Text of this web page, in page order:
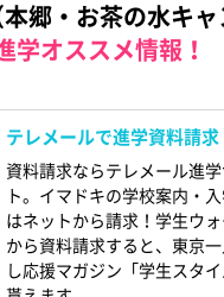
郷・お茶の水キ
学オススメ情報！
テレメールで進学資料請求
資料請求ならテレメール進学
ト。イマドキの学校案内・
はネットから請求！学生ウ
から資料請求すると、東京
し応援マガジン「学生スタ